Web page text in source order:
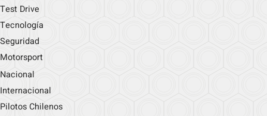
Test Drive
Tecnología
Seguridad
Motorsport
Nacional
Internacional
Pilotos Chilenos